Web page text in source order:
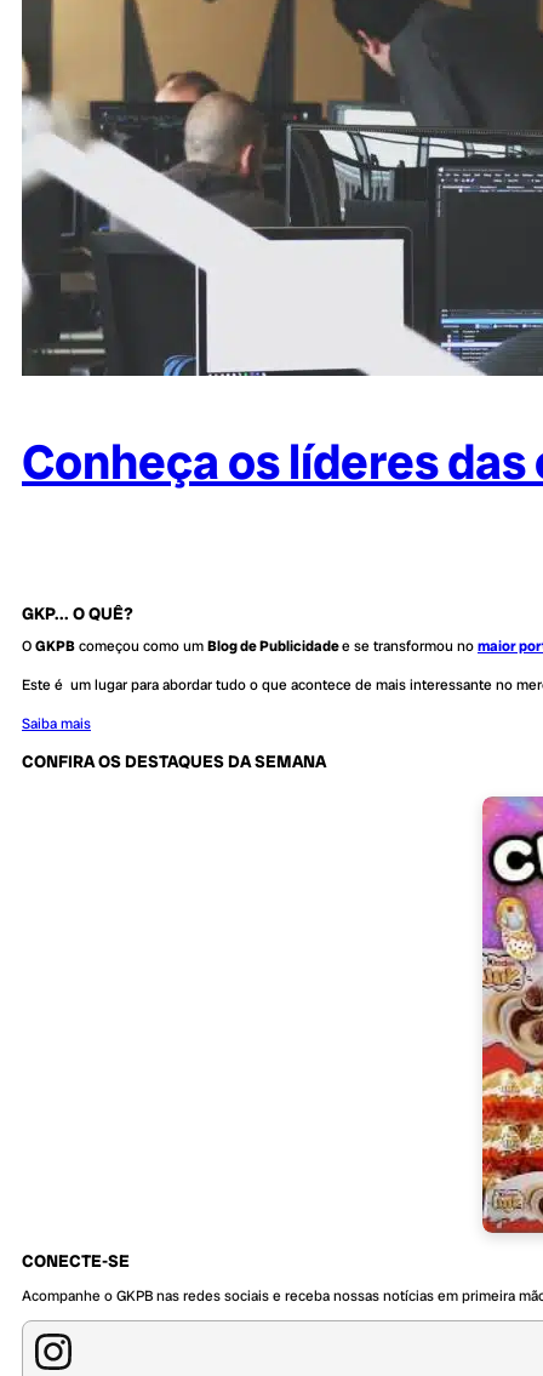
Conheça os líderes
GKP... O QUÊ?
OGKPBcomeçou como umBlog de Publicidadee se transformou nomaior
Este é um lugar para abordar tudo o que acontece de mais interessante no
Saiba mais
CONFIRA OS DESTAQUES DA SEMANA
CONECTE-SE
Acompanhe o GKPB nas redes sociais e receba nossas notícias em primeira